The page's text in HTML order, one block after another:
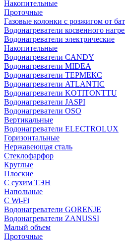
Накопительные
Проточные
Газовые колонки с розжигом от
Водонагреватели косвенного
Водонагреватели электрические
Накопительные
Водонагреватели CANDY
Водонагреватели MIDEA
Водонагреватели ТЕРМЕКС
Водонагреватели ATLANTIC
Водонагреватели KOTITONTTU
Водонагреватели JASPI
Водонагреватели OSO
Вертикальные
Водонагреватели ELECTROLUX
Горизонтальные
Нержавеющая сталь
Стеклофарфор
Круглые
Плоские
С сухим ТЭН
Напольные
С Wi-Fi
Водонагреватели GORENJE
Водонагреватели ZANUSSI
Малый объем
Проточные